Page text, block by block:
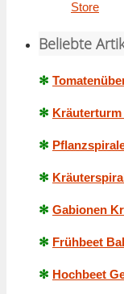
Store
Beliebte
✻
✻
✻
✻
✻ Gabionen
✻ Frühbeet
✻ Hochbeet